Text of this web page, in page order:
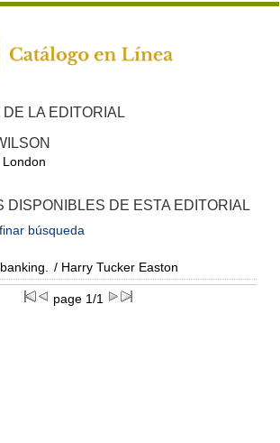
DE LA EDITORIAL
London
DISPONIBLES DE ESTA EDITORIAL
búsqueda
/ Harry Tucker Easton
page 1/1